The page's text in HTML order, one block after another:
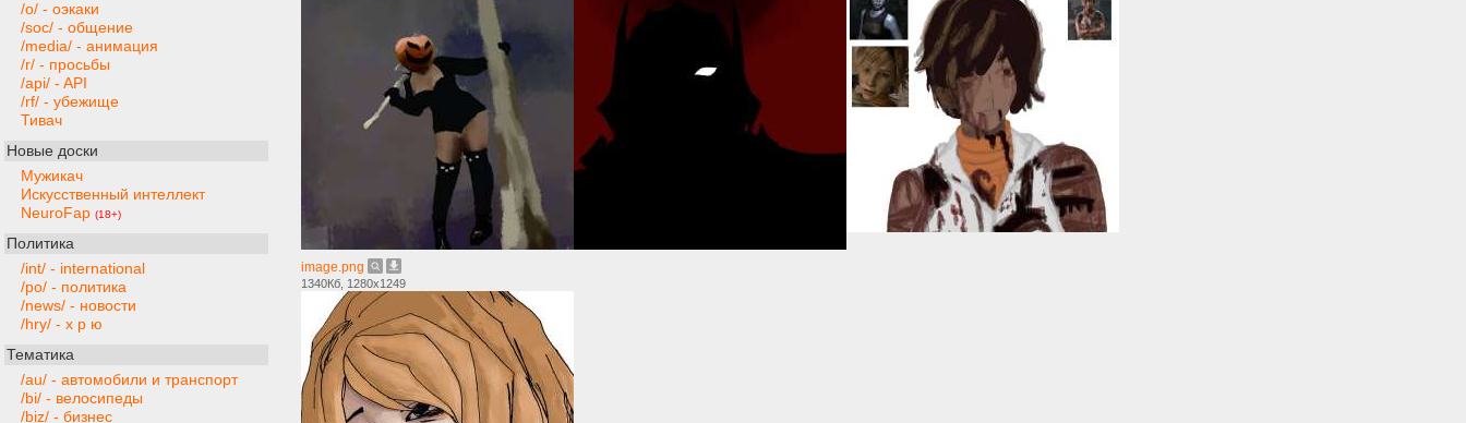
/o/ - оэкаки
/soc/ - общение
/media/ - анимация
/r/ - просьбы
/api/ - API
/rf/ - убежище
Тивач
Новые доски
Мужикач
Искусственный интеллект
NeuroFap (18+)
Политика
/int/ - international
/po/ - политика
/news/ - новости
/hry/ - х р ю
Тематика
/au/ - автомобили и транспорт
/bi/ - велосипеды
/biz/ - бизнес
image.png
1340Кб, 1280x1249